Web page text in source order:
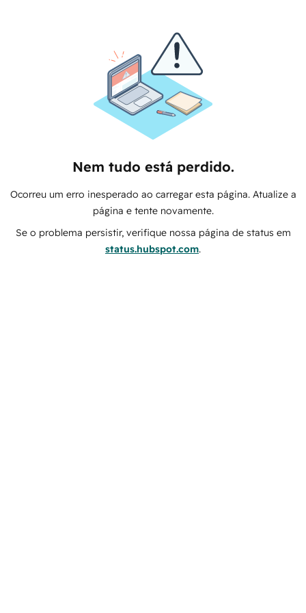
Nem tudo está perdido.
Ocorreu um erro inesperado ao carregar esta página. Atualize a
página e tente novamente.
Se o problema persistir, verifique nossa página de status em
status.hubspot.com.